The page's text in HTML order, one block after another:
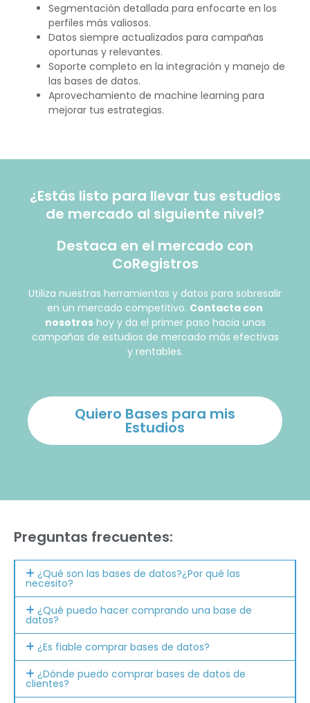
Segmentación detallada para enfocarte en los
perfiles más valiosos.
Datos siempre actualizados para campañas
oportunas y relevantes.
Soporte completo en la integración y manejo de
las bases de datos.
Aprovechamiento de machine learning para
mejorar tus estrategias.
¿Estás listo para llevar tus estudios
de mercado al siguiente nivel?
Destaca en el mercado con
CoRegistros
Utiliza nuestras herramientas y datos para sobresalir
en un mercado competitivo. Contacta con
nosotroshoy y da el primer paso hacia unas
campañas de estudios de mercado más efectivas
y rentables.
Quiero Bases para mis
Estudios
Preguntas frecuentes:
¿Qué son las bases de datos?¿Por qué las
necesito?
¿Qué puedo hacer comprando una base de
datos?
¿Es fiable comprar bases de datos?
¿Dónde puedo comprar bases de datos de
clientes?